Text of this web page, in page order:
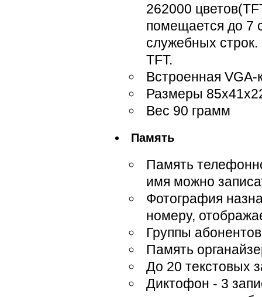
262000
помещается до 7
служебных
TFT.
Встроенная
Размеры
Вес 90 грамм
Память
Память
имя можно
Фотография
номеру,
Группы абонентов
Память
До 20 текстовых
Диктофон - 3